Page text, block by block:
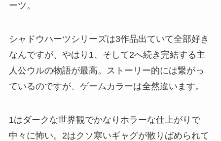
ーツ。
シャドウハーツシリーズは3作品出ていて全部好き
なんですが、やはり1、そして2へ続き完結する主
人公ウルの物語が最高。ストーリー的には繋がっ
ているのですが、ゲームカラーは全然違います。
1はダークな世界観でかなりホラーな仕上がりで
中々に怖い。2はクソ寒いギャグが散りばめられて